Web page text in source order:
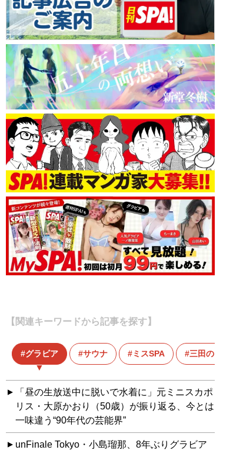
【関連キーワードから記事を探す】
グラビア サウナ ミスSPA 三田のえ
「昼の生放送中に脱いで水着に」元ミニスカポ
リス・大原かおり（50歳）が振り返る、今とは
一味違う“90年代の芸能界”
unFinale Tokyo・小島瑠那、8年ぶりグラビア